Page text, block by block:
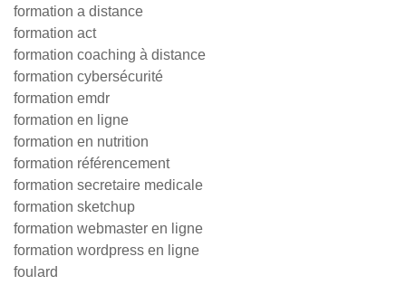
formation a distance
formation act
formation coaching à distance
formation cybersécurité
formation emdr
formation en ligne
formation en nutrition
formation référencement
formation secretaire medicale
formation sketchup
formation webmaster en ligne
formation wordpress en ligne
foulard